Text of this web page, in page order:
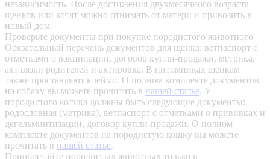
независимость. После достижения двухмесячного возраста
щенков или котят можно отнимать от матери и привозить в
новый дом.
Проверьте документы при покупке породистого животного
Обязательный перечень документов для щенка: ветпаспорт с
отметками о вакцинации, договор купли-продажи, метрика,
акт вязки родителей и актировка. В питомниках щенкам
также проставляют клеймо. О полном комплекте документов
на собаку вы можете прочитать в нашей статье. У
породистого котика должны быть следующие документы:
родословная (метрика), ветпаспорт с отметками о прививках и
дегельминтизации, договор купли-продажи. О полном
комплекте документов на породистую кошку вы можете
прочитать в нашей статье.
Приобретайте породистых животных только в